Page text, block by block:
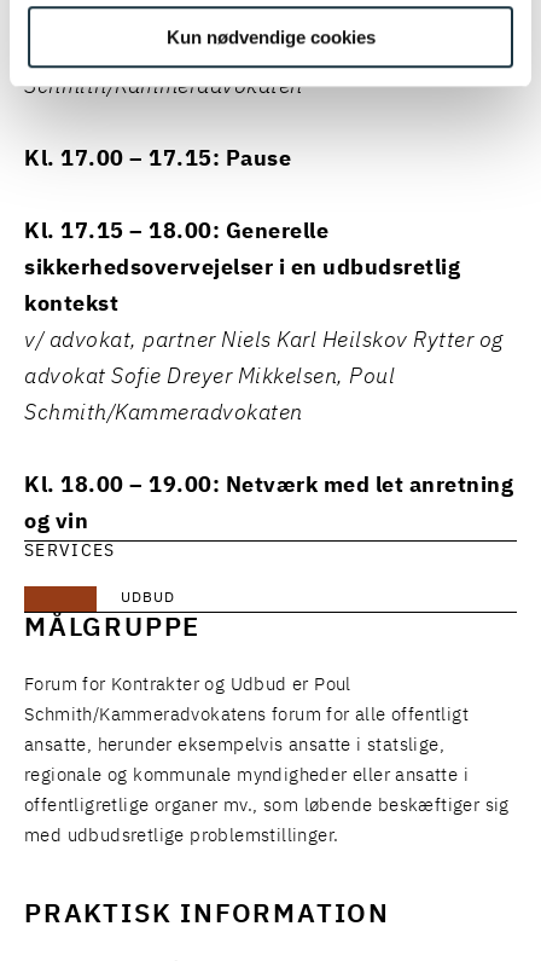
Kun nødvendige cookies
v/ advokat, partner Niels Karl Heilskov Rytter og
advokat Sofie Dreyer Mikkelsen, Poul
Schmith/Kammeradvokaten
Kl. 17.00 – 17.15: Pause
Kl. 17.15 – 18.00: Generelle
sikkerhedsovervejelser i en udbudsretlig
kontekst
v/ advokat, partner Niels Karl Heilskov Rytter og
advokat Sofie Dreyer Mikkelsen, Poul
Schmith/Kammeradvokaten
Kl. 18.00 – 19.00: Netværk med let anretning
og vin
SERVICES
UDBUD
MÅLGRUPPE
Forum for Kontrakter og Udbud er Poul
Schmith/Kammeradvokatens forum for alle offentligt
ansatte, herunder eksempelvis ansatte i statslige,
regionale og kommunale myndigheder eller ansatte i
offentligretlige organer mv., som løbende beskæftiger sig
med udbudsretlige problemstillinger.
PRAKTISK INFORMATION